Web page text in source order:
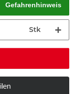
Gefahrenhinweis
Stk